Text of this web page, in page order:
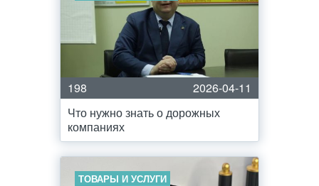
198
2026-04-11
Что нужно знать о дорожных
компаниях
ТОВАРЫ И УСЛУГИ